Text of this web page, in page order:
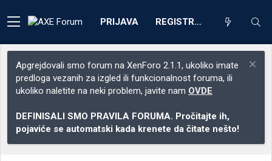
PRIJAVA REGISTRACIJA
Apgrejdovali smo forum na XenForo 2.1.1, ukoliko imate
predloga vezanih za izgled ili funkcionalnost foruma, ili
ukoliko naletite na neki problem, javite nam OVDE
DEFINISALI SMO PRAVILA FORUMA. Pročitajte ih,
pojaviće se automatski kada krenete da čitate nešto!